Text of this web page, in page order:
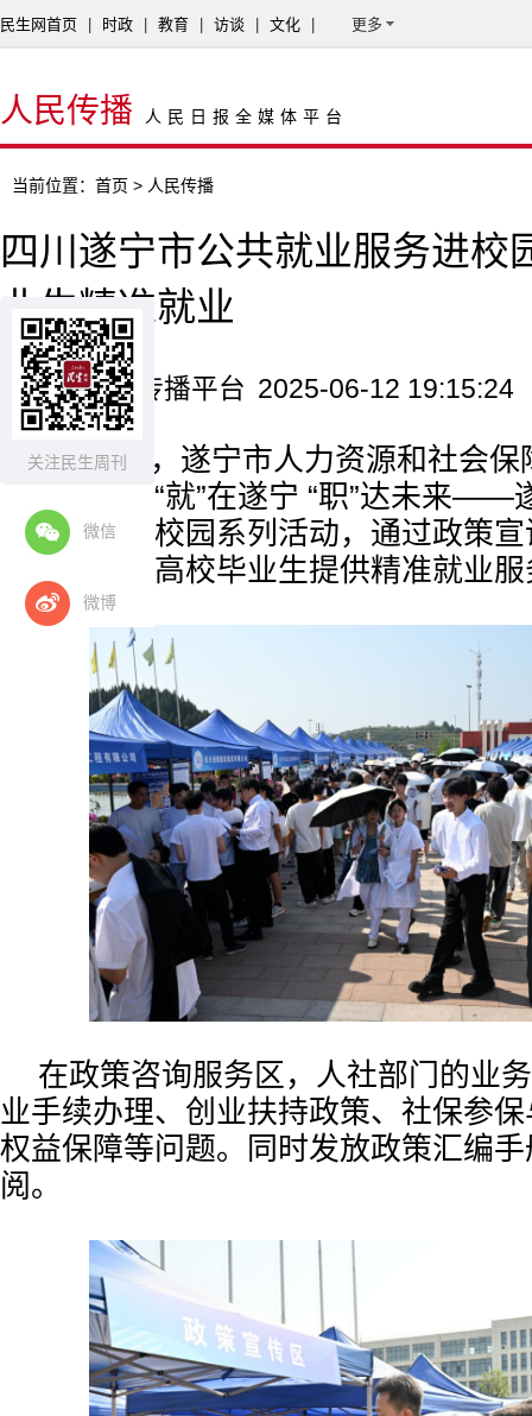
关注民生周刊
微信
微博
民生网首页 时政 教育 访谈 文化 更多
人民传播 人民日报全媒体平台
当前位置： 首页 > 人民传播
四川遂宁市公共就业服务进校
业生精准就业
来源：人民传播平台 2025-06-12 19:15:24
6月11日，遂宁市人力资源和社会
院共同主办“就”在遂宁 “职”达未来——
就业服务进校园系列活动，通过政策
业指导，为高校毕业生提供精准就业
在政策咨询服务区，人社部门的业
业手续办理、创业扶持政策、社保参
权益保障等问题。同时发放政策汇编
阅。